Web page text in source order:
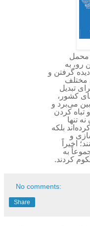
محمل
رو، به
گرفتن و
مختلف
تبدیل
کشور،
می‌برد و
کردن
تنها
بلکه
و
اخیراً
به
کردند.
No comments:
Share